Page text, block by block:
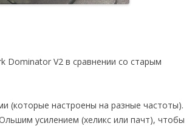
Dominator V2 в сравнении со старым
(которые настроены на разные частоты).
усилением (хеликс или пачт), чтобы